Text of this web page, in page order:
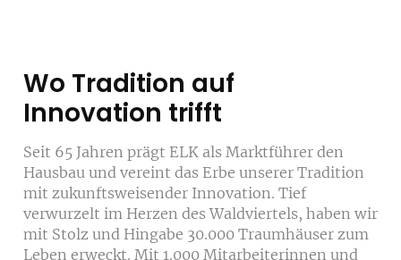
Wo Tradition auf
Innovation trifft
Seit 65 Jahren prägt ELK als Marktführer den
Hausbau und vereint das Erbe unserer Tradition
mit zukunftsweisender Innovation. Tief
verwurzelt im Herzen des Waldviertels, haben wir
mit Stolz und Hingabe 30.000 Traumhäuser zum
Leben erweckt. Mit 1.000 Mitarbeiterinnen und